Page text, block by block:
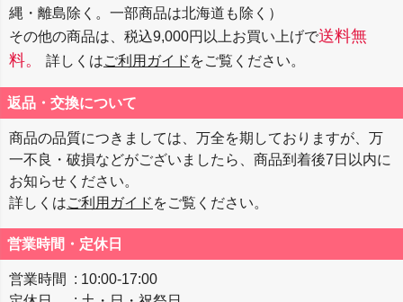
縄・離島除く。一部商品は北海道も除く）
その他の商品は、税込9,000円以上お買い上げで送料無
料。 詳しくはご利用ガイド をご覧ください。
返品・交換について
商品の品質につきましては、万全を期しておりますが、万
一不良・破損などがございましたら、商品到着後7日以内に
お知らせください。
詳しくはご利用ガイド をご覧ください。
営業時間・定休日
営業時間
10:00-17:00